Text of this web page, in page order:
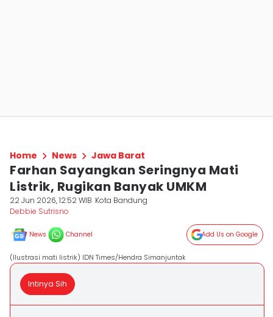
Home News Jawa Barat
Farhan Sayangkan Seringnya Mati
Listrik, Rugikan Banyak UMKM
22 Jun 2026, 12:52 WIB Kota Bandung
Debbie Sutrisno
News Channel Add Us on Google
(Ilustrasi mati listrik) IDN Times/Hendra Simanjuntak
Intinya Sih